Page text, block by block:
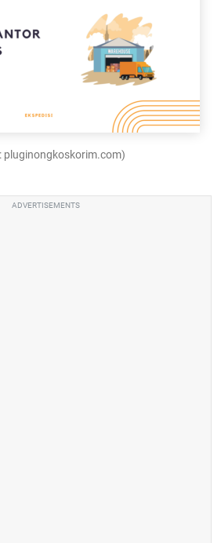
pluginongkoskorim.com)
ADVERTISEMENTS